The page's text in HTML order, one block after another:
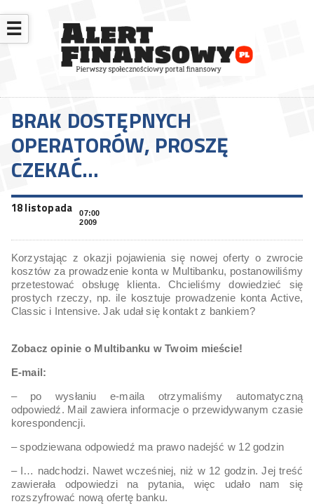
☰
BRAK DOSTĘPNYCH
OPERATORÓW, PROSZĘ
CZEKAĆ…
18 listopada
07:00
2009
Korzystając z okazji pojawienia się nowej oferty o zwrocie
kosztów za prowadzenie konta w Multibanku, postanowiliśmy
przetestować obsługę klienta. Chcieliśmy dowiedzieć się
prostych rzeczy, np. ile kosztuje prowadzenie konta Active,
Classic i Intensive. Jak udał się kontakt z bankiem?
Zobacz opinie o Multibanku w Twoim mieście!
E-mail:
– po wysłaniu e-maila otrzymaliśmy automatyczną
odpowiedź. Mail zawiera informacje o przewidywanym czasie
korespondencji.
– spodziewana odpowiedź ma prawo nadejść w 12 godzin
– I… nadchodzi. Nawet wcześniej, niż w 12 godzin. Jej treść
zawierała odpowiedzi na pytania, więc udało nam się
rozszyfrować nową ofertę banku.